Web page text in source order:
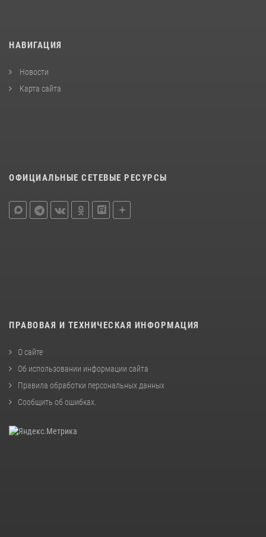
НАВИГАЦИЯ
Новости
Карта сайта
ОФИЦИАЛЬНЫЕ СЕТЕВЫЕ РЕСУРСЫ
ПРАВОВАЯ И ТЕХНИЧЕСКАЯ ИНФОРМАЦИЯ
О сайте
Об использовании информации сайта
Правила обработки персональных данных
Сообщить об ошибках